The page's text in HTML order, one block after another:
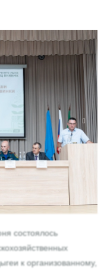
состоялось
к организованному,